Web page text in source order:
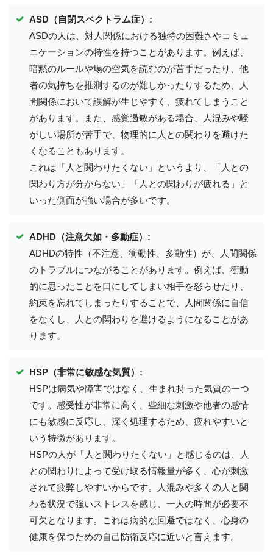
ASD（自閉スペクトラム症）:
ASDの人は、対人関係における独特の困難さやコミュ
ニケーションの特性を持つことがあります。例えば、
暗黙のルールや場の空気を読むのが苦手だったり、他
者の気持ちを推測するのが難しかったりするため、人
間関係において誤解が生じやすく、疲れてしまうこと
があります。また、感覚過敏がある場合、人混みや騒
がしい場所が苦手で、物理的に人との関わりを避けた
くなることもあります。
これは「人と関わりたくない」というより、「人との
関わり方が分からない」「人との関わりが疲れる」と
いった側面が強い場合が多いです。
ADHD（注意欠如・多動症）:
ADHDの特性（不注意、衝動性、多動性）が、人間関係
のトラブルにつながることがあります。例えば、衝動
的に思ったことを口にしてしまい相手を怒らせたり、
約束を忘れてしまったりすることで、人間関係に自信
をなくし、人との関わりを避けるようになることがあ
ります。
HSP（非常に敏感な気質）:
HSPは病気や障害ではなく、生まれ持った気質の一つ
です。感受性が非常に高く、些細な刺激や他者の感情
にも敏感に反応し、深く処理するため、疲れやすいと
いう特徴があります。
HSPの人が「人と関わりたくない」と感じるのは、人
との関わりによって受け取る情報量が多く、心が刺激
されて疲弊しやすいからです。人混みや多くの人と関
わる状況で強いストレスを感じ、一人の時間が必要不
可欠となります。これは病的な回避ではなく、心身の
健康を保つための自己防衛反応に近いと言えます。